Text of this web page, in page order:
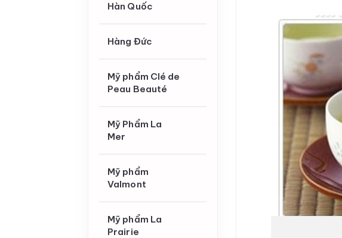
Hàn Quốc
Hàng Đức
Mỹ phẩm Clé de
Peau Beauté
Mỹ Phẩm La
Mer
Mỹ phẩm
Valmont
Mỹ phẩm La
Prairie